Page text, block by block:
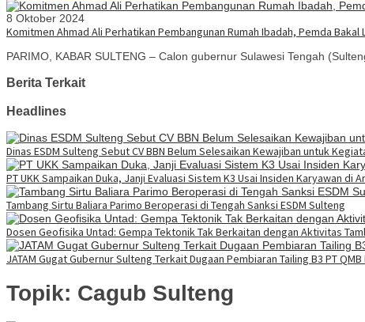
8 Oktober 2024
Komitmen Ahmad Ali Perhatikan Pembangunan Rumah Ibadah, Pemda Bakal
PARIMO, KABAR SULTENG – Calon gubernur Sulawesi Tengah
Berita Terkait
Headlines
Dinas ESDM Sulteng Sebut CV BBN Belum Selesaikan Kewajiban untuk
PT UKK Sampaikan Duka, Janji Evaluasi Sistem K3 Usai Insiden Karyawan di
Tambang Sirtu Baliara Parimo Beroperasi di Tengah Sanksi ESDM Sulteng
Dosen Geofisika Untad: Gempa Tektonik Tak Berkaitan dengan Aktivitas
JATAM Gugat Gubernur Sulteng Terkait Dugaan Pembiaran Tailing B3 PT QMB
Topik: Cagub Sulteng